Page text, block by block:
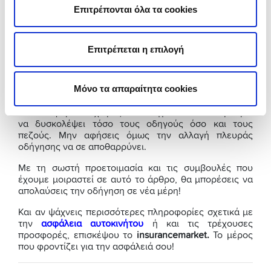
Επιτρέπονται όλα τα cookies
Επιτρέπεται η επιλογή
Μόνο τα απαραίτητα cookies
Ενοικίαση αυτοκινήτου: Η ενοικίαση αυτοκινήτου
μπορεί να είναι η καλύτερη επιλογή για να
εξερευνήσεις μια νέα χώρα. Διάλεξε ένα
αυτοκίνητο που νιώθεις άνετα να οδηγείς και μη
και τις προϋποθέσεις πριν υπογράψεις τη
συμφωνία.
να δυσκολέψει τόσο τους οδηγούς όσο και τους
πεζούς. Μην αφήσεις όμως την αλλαγή πλευράς
οδήγησης να σε αποθαρρύνει.
Με τη σωστή προετοιμασία και τις συμβουλές που
έχουμε μοιραστεί σε αυτό το άρθρο, θα μπορέσεις να
απολαύσεις την οδήγηση σε νέα μέρη!
Και αν ψάχνεις περισσότερες πληροφορίες σχετικά με
τηνασφάλεια αυτοκινήτου ή και τις τρέχουσες
προσφορές, επισκέψου το insurancemarket.Το μέρος
που φροντίζει για την ασφάλειά σου!